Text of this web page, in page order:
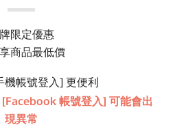
限定優惠
商品最低價
機帳號登入] 更便利
帳號登入] 可能會出
現異常